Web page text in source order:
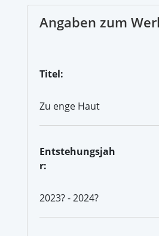
Angaben zum
Titel:
Zu enge Haut
Entstehungsjah
r:
2023? - 2024?